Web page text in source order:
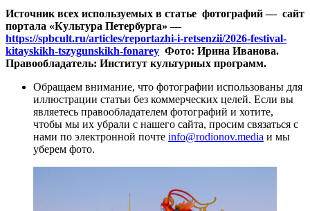
Источник всех используемых в статье фотографий — сайт
портала «Культура Петербурга» —
https://spbcult.ru/articles/reportazhi-i-retsenzii/2026-festival-
kitayskikh-tszygunskikh-fonarey Фото: Ирина Иванова.
Правообладатель: Институт культурных программ.
Обращаем внимание, что фотографии использованы для
иллюстрации статьи без коммерческих целей. Если вы
являетесь правообладателем фотографий и хотите,
чтобы мы их убрали с нашего сайта, просим связаться с
нами по электронной почте info@rodionov.media и мы
уберем фото.